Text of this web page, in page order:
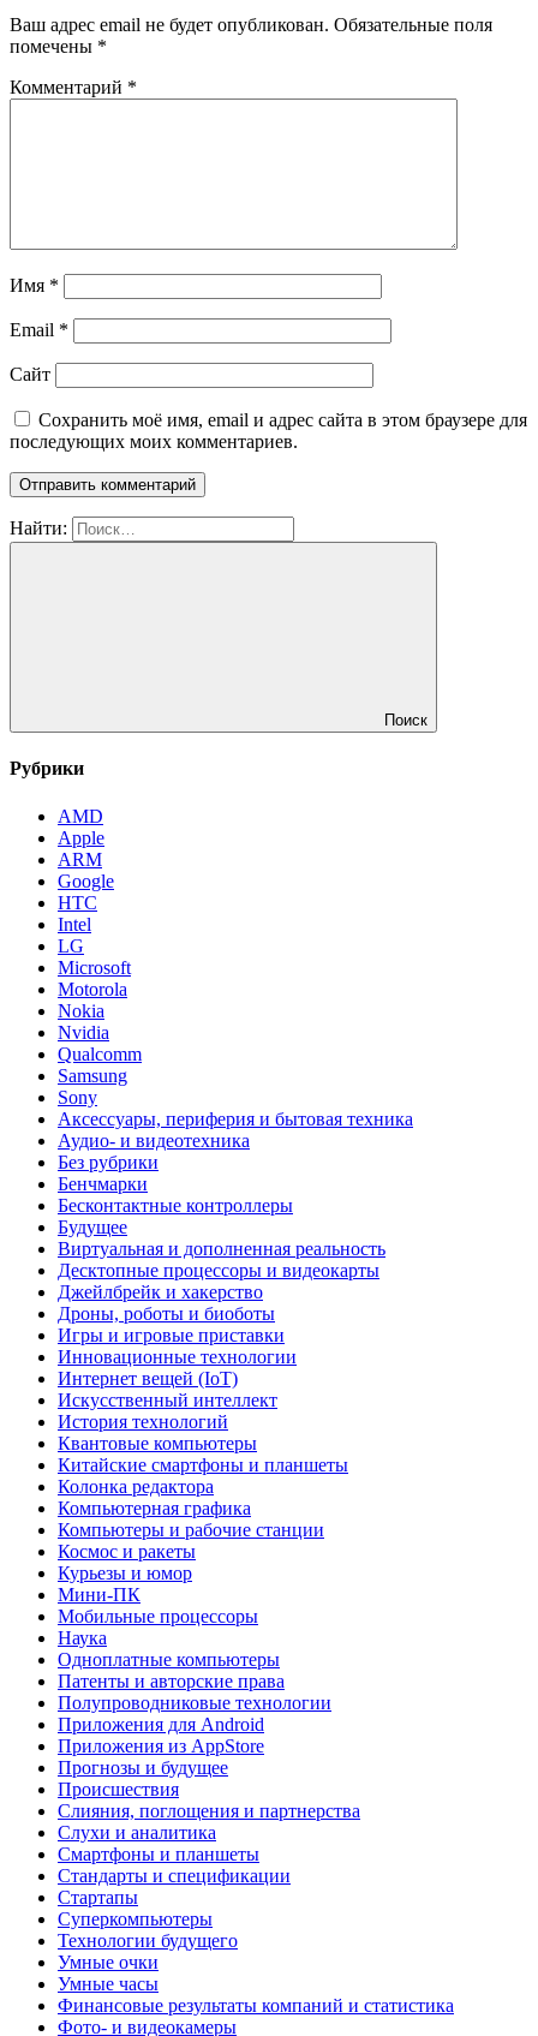
Ваш адрес email не будет опубликован. Обязательные поля
помечены *
Комментарий *
Имя *
Email *
Сайт
Сохранить моё имя, email и адрес сайта в этом браузере для
последующих моих комментариев.
Найти:
Поиск
Рубрики
AMD
Apple
ARM
Google
HTC
Intel
LG
Microsoft
Motorola
Nokia
Nvidia
Qualcomm
Samsung
Sony
Аксессуары, периферия и бытовая техника
Аудио- и видеотехника
Без рубрики
Бенчмарки
Бесконтактные контроллеры
Будущее
Виртуальная и дополненная реальность
Десктопные процессоры и видеокарты
Джейлбрейк и хакерство
Дроны, роботы и биоботы
Игры и игровые приставки
Инновационные технологии
Интернет вещей (IoT)
Искусственный интеллект
История технологий
Квантовые компьютеры
Китайские смартфоны и планшеты
Колонка редактора
Компьютерная графика
Компьютеры и рабочие станции
Космос и ракеты
Курьезы и юмор
Мини-ПК
Мобильные процессоры
Наука
Одноплатные компьютеры
Патенты и авторские права
Полупроводниковые технологии
Приложения для Android
Приложения из AppStore
Прогнозы и будущее
Происшествия
Слияния, поглощения и партнерства
Слухи и аналитика
Смартфоны и планшеты
Стандарты и спецификации
Стартапы
Суперкомпьютеры
Технологии будущего
Умные очки
Умные часы
Финансовые результаты компаний и статистика
Фото- и видеокамеры